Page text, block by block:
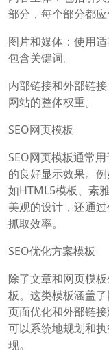
部分，每个部分都应
图片和媒体：使用
包含关键词。
内部链接和外部链
网站的整体权重。
SEO网页模板
SEO网页模板通常
的良好显示效果。
如HTML5模板、素
美观的设计，还通
抓取效率。
SEO优化方案模板
除了文章和网页模
板。这类模板涵盖
页面优化和外部链
可以系统地规划和
现。